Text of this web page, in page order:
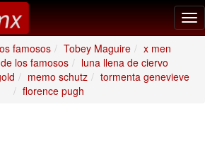
famosos
Tobey Maguire
x men
los famosos
luna llena de ciervo
memo schutz
tormenta genevieve
florence pugh